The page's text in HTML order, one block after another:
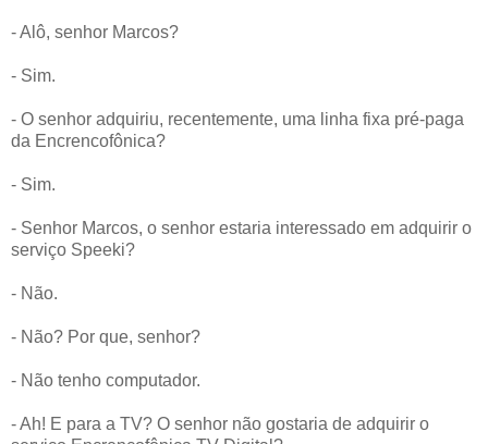
- Alô, senhor Marcos?
- Sim.
- O senhor adquiriu, recentemente, uma linha fixa pré-paga
da Encrencofônica?
- Sim.
- Senhor Marcos, o senhor estaria interessado em adquirir o
serviço Speeki?
- Não.
- Não? Por que, senhor?
- Não tenho computador.
- Ah! E para a TV? O senhor não gostaria de adquirir o